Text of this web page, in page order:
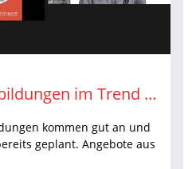
WLV Online-Fortbildungen im Trend – die nächsten Highlights
kommen gut an und
geplant. Angebote aus